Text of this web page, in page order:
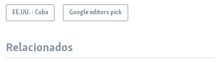
EE.UU. - Cuba Google editors pick
Relacionados